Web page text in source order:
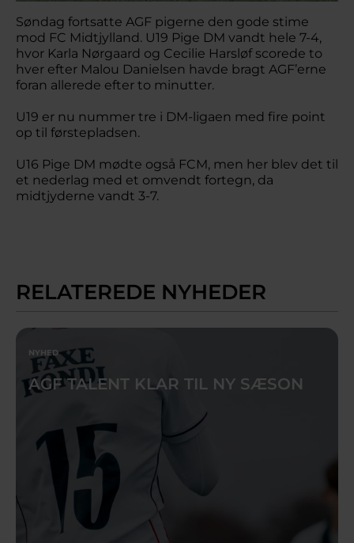
Søndag fortsatte AGF pigerne den gode stime
mod FC Midtjylland. U19 Pige DM vandt hele 7-4,
hvor Karla Nørgaard og Cecilie Harsløf scorede to
hver efter Malou Danielsen havde bragt AGF’erne
foran allerede efter to minutter.
U19 er nu nummer tre i DM-ligaen med fire point
op til førstepladsen.
U16 Pige DM mødte også FCM, men her blev det til
et nederlag med et omvendt fortegn, da
midtjyderne vandt 3-7.
RELATEREDE NYHEDER
NYHED
AGF TALENT KLAR TIL NY SÆSON